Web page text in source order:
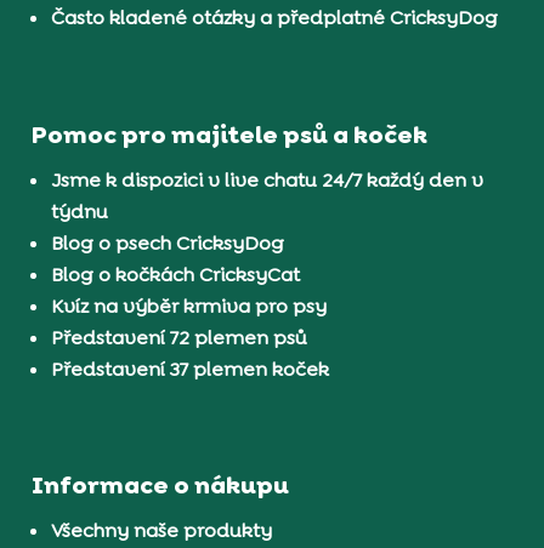
Často kladené otázky a předplatné CricksyDog
Pomoc pro majitele psů a koček
Jsme k dispozici v live chatu 24/7 každý den v
týdnu
Blog o psech CricksyDog
Blog o kočkách CricksyCat
Kvíz na výběr krmiva pro psy
Představení 72 plemen psů
Představení 37 plemen koček
Informace o nákupu
Všechny naše produkty